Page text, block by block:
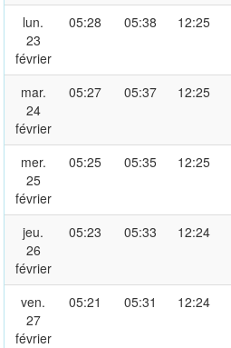
lun.
23
février
05:28 05:38 12:25
mar.
24
février
05:27 05:37 12:25
mer.
25
février
05:25 05:35 12:25
jeu.
26
février
05:23 05:33 12:24
ven.
27
février
05:21 05:31 12:24